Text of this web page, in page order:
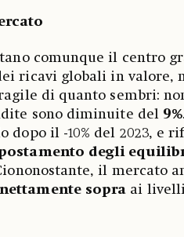
comunque il centro
ricavi globali in valore,
di quanto sembri:
sono diminuite del 9%
dopo il -10% del 2023, e
degli
il mercato
nettamente sopra ai